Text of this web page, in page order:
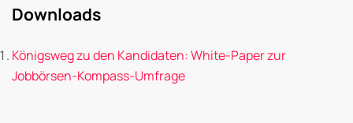
Downloads
Königsweg zu den Kandidaten: White-Paper zur
Jobbörsen-Kompass-Umfrage